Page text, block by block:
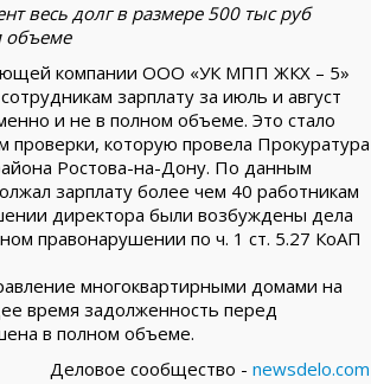
весь долг в размере 500 тыс руб
объеме
компании ООО «УК МПП ЖКХ – 5»
зарплату за июль и август
и не в полном объеме. Это стало
проверки, которую провела Прокуратура
Ростова-на-Дону. По данным
зарплату более чем 40 работникам
директора были возбуждены дела
правонарушении по ч. 1 ст. 5.27 КоАП
многоквартирными домами на
время задолженность перед
в полном объеме.
Деловое сообщество - newsdelo.com